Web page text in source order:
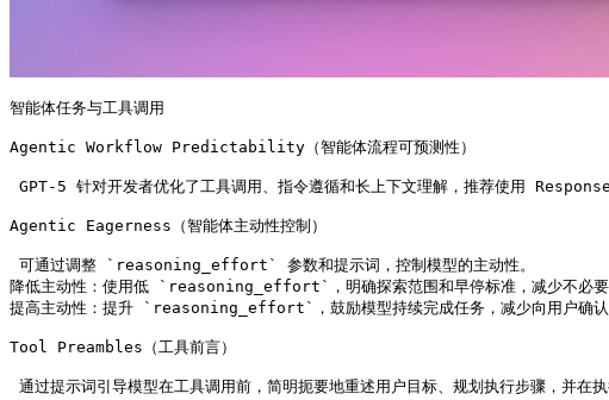
智能体任务与工具调用
Agentic Workflow Predictability（智能体流程可预测性）
GPT-5 针对开发者优化了工具调用、指令遵循和长上下文理解，推荐使用
Agentic Eagerness（智能体主动性控制）
可通过调整 `reasoning_effort` 参数和提示词，控制模型的主动性。
降低主动性：使用低 `reasoning_effort`，明确探索范围和早停标准，减少不必要
提高主动性：提升 `reasoning_effort`，鼓励模型持续完成任务，减少向用户确认
Tool Preambles（工具前言）
通过提示词引导模型在工具调用前，简明扼要地重述用户目标、规划执行步骤，并在